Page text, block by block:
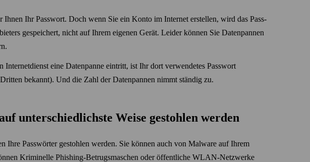
Ihnen Ihr Pass­wort. Doch wenn Sie ein Konto im Internet erstellen, wird das Pass­
gespeichert, nicht auf Ihrem eigenen Gerät. Leider können Sie Daten­pannen
Internet­dienst eine Daten­panne eintritt, ist Ihr dort verwendetes Pass­wort
bekannt). Und die Zahl der Daten­pannen nimmt ständig zu.
unter­schiedlichste Weise gestohlen werden
Ihre Pass­wörter gestohlen werden. Sie können auch von Malware auf Ihrem
Kriminelle Phishing-Betrugs­maschen oder öffentliche WLAN-Netz­werke